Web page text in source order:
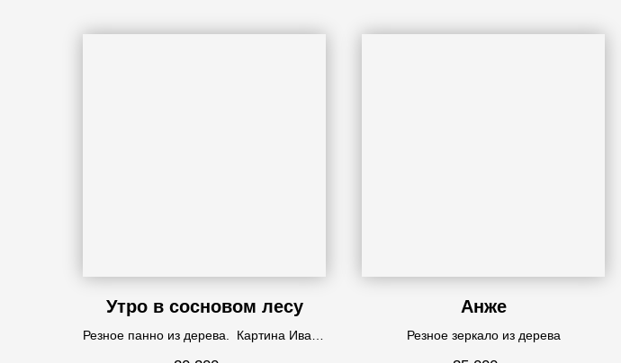
Утро в сосновом лесу
Резное панно из дерева. Картина Ивана
Анже
Резное зеркало из дерева